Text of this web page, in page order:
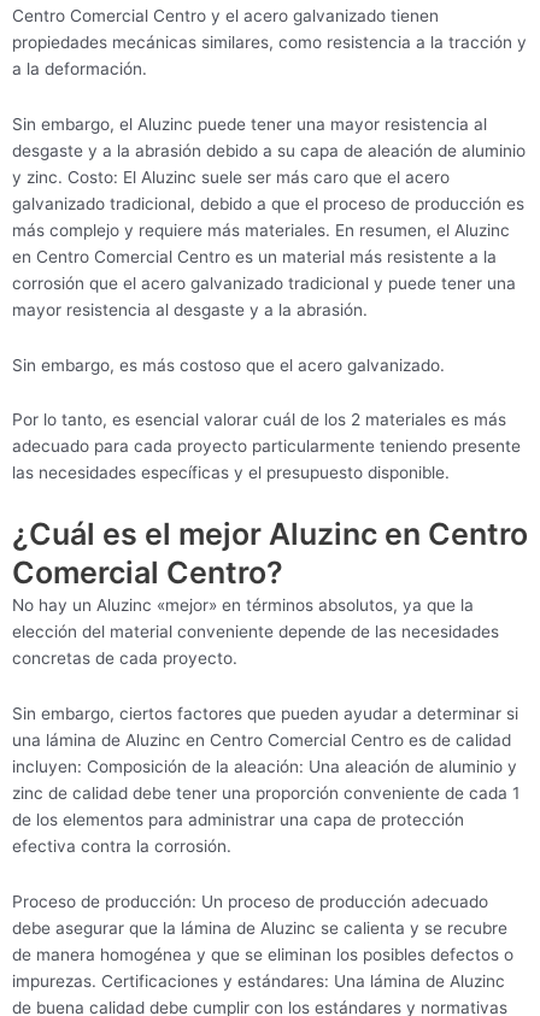
Centro Comercial Centro y el acero galvanizado tienen
propiedades mecánicas similares, como resistencia a la tracción y
a la deformación.
Sin embargo, el Aluzinc puede tener una mayor resistencia al
desgaste y a la abrasión debido a su capa de aleación de aluminio
y zinc. Costo: El Aluzinc suele ser más caro que el acero
galvanizado tradicional, debido a que el proceso de producción es
más complejo y requiere más materiales. En resumen, el Aluzinc
en Centro Comercial Centro es un material más resistente a la
corrosión que el acero galvanizado tradicional y puede tener una
mayor resistencia al desgaste y a la abrasión.
Sin embargo, es más costoso que el acero galvanizado.
Por lo tanto, es esencial valorar cuál de los 2 materiales es más
adecuado para cada proyecto particularmente teniendo presente
las necesidades específicas y el presupuesto disponible.
¿Cuál es el mejor Aluzinc en Centro
Comercial Centro?
No hay un Aluzinc «mejor» en términos absolutos, ya que la
elección del material conveniente depende de las necesidades
concretas de cada proyecto.
Sin embargo, ciertos factores que pueden ayudar a determinar si
una lámina de Aluzinc en Centro Comercial Centro es de calidad
incluyen: Composición de la aleación: Una aleación de aluminio y
zinc de calidad debe tener una proporción conveniente de cada 1
de los elementos para administrar una capa de protección
efectiva contra la corrosión.
Proceso de producción: Un proceso de producción adecuado
debe asegurar que la lámina de Aluzinc se calienta y se recubre
de manera homogénea y que se eliminan los posibles defectos o
impurezas. Certificaciones y estándares: Una lámina de Aluzinc
de buena calidad debe cumplir con los estándares y normativas